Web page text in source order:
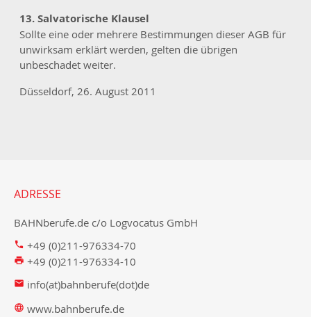
13. Salvatorische Klausel
Sollte eine oder mehrere Bestimmungen dieser AGB für
unwirksam erklärt werden, gelten die übrigen
unbeschadet weiter.
Düsseldorf, 26. August 2011
ADRESSE
BAHNberufe.de c/o Logvocatus GmbH
+49 (0)211-976334-70
+49 (0)211-976334-10
info(at)bahnberufe(dot)de
www.bahnberufe.de